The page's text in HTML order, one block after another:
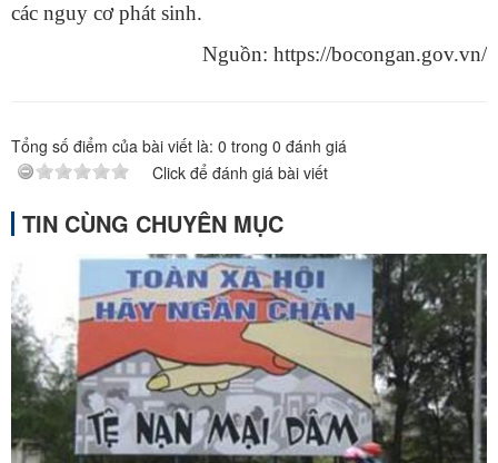
các nguy cơ phát sinh.
Nguồn: https://bocongan.gov.vn/
Tổng số điểm của bài viết là: 0 trong 0 đánh giá
Click để đánh giá bài viết
TIN CÙNG CHUYÊN MỤC